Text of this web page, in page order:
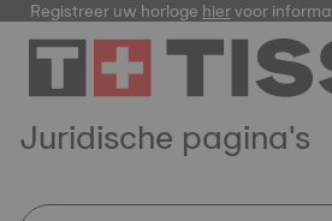
Registreer uw horlogehiervoor
Juridische pagina's